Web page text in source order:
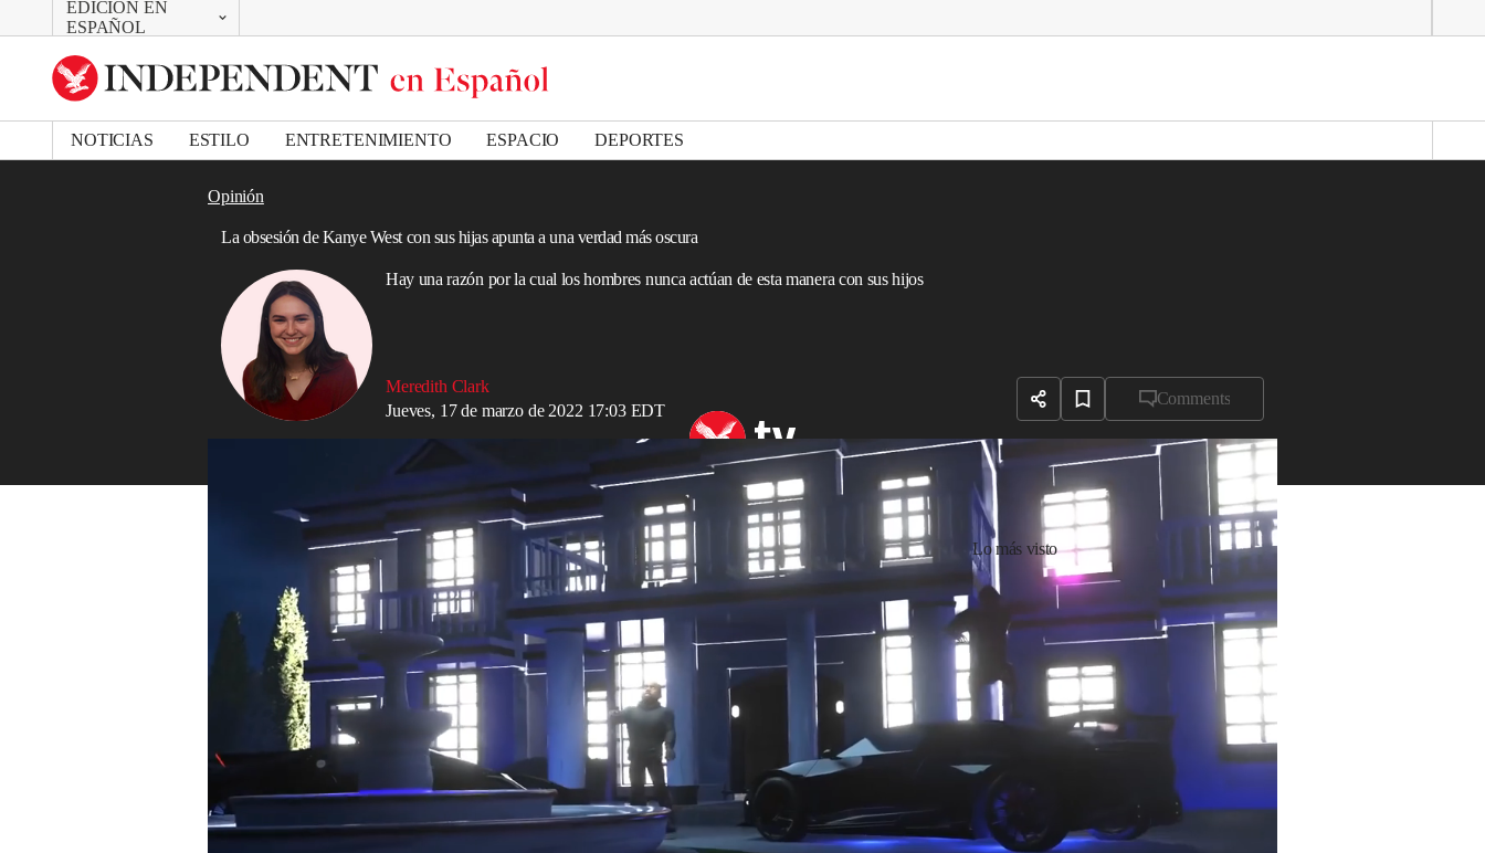
EDICIÓN EN
ESPAÑOL
CAMBIAR
UK Edition
US Edition
NOTICIAS ESTILO ENTRETENIMIENTO ESPACIO DEPORTES
Opinión
La obsesión de Kanye West con sus hijas apunta a una verdad más oscura
Hay una razón por la cual los hombres nunca actúan de esta manera con sus hijos
Meredith Clark
Jueves, 17 de marzo de 2022 17:03 EDT
Comments
Bookmark popover
Removed from bookmarks
Close popover
Personaje parecido a Pete Davidson tiene un final violento en último vídeo musical de Kanye West
Read in English
El proceso de divorcio
entre Kanye Westy Kim Kardashian
avanzó a principios de
este mes cuando un juez del condado deLos Ángelesdeclaró a Kardashian
legalmente soltera. Cuando la estrella dereality shows solicitó el divorcio en febrero
de 2021, sin saberlo, provocó una avalancha de publicaciones enlas redes sociales
de West que se
volvieron virales de inmediato. Tales publicaciones, dirigidas a Kardashian y su nuevo novio,Pete
Davidson, o sobre sus batallas por la custodia de sus hijos, se han convertido desde entonces en
una nueva extraña norma.
En las últimas semanas, West, ahora conocido como Ye, dirigió su frustración (o algo así) con
Davidson a su desaprobación por la cuenta de
de North, su hija de ocho años. Ye expresó
sus quejas de laaplicación de redes sociales
en el pasado, afirmó que su exesposa dejaba que
North “usara maquillaje” en TikTok para “antagonizarlo”. Ahora, está en desacuerdo con un vídeo
publicado por North y su madre con la canción ‘Emo Girl’ deMachine Gun Kelly
se ve a las dos sincronizar sus labios con delineador de ojos negro y lápiz labial. Ye compartió
algunos puntos de vista anticuados sobre la crianza de los hijos.
Lo más visto